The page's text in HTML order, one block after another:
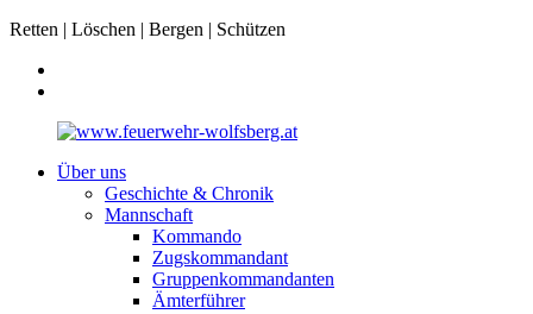
Retten | Löschen | Bergen | Schützen
Über uns
Geschichte & Chronik
Mannschaft
Kommando
Zugskommandant
Gruppenkommandanten
Ämterführer